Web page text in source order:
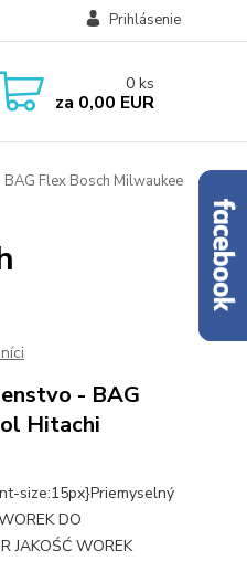
Prihlásenie
0 ks
za 0,00 EUR
Flex Bosch Milwaukee
- BAG
Hitachi
size:15px}Priemyselný
DO
JAKOŚĆ WOREK